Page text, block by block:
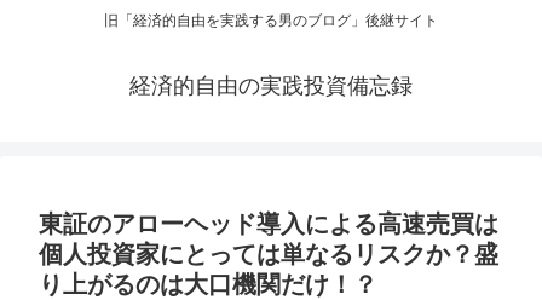
旧「経済的自由を実践する男のブログ」後継サイト
経済的自由の実践投資備忘録
東証のアローヘッド導入による高速売買は
個人投資家にとっては単なるリスクか？盛
り上がるのは大口機関だけ！？